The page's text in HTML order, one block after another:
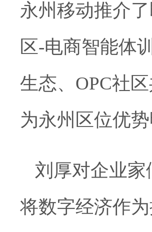
永州移动推介
区-电商智能体
生态、OPC社
为永州区位优
刘厚对企业
将数字经济作